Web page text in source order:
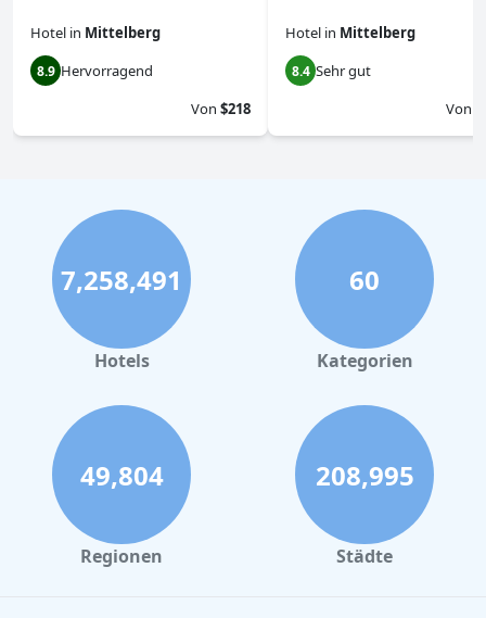
Hotel in Mittelberg
8.9 Hervorragend
Von $218
Hotel in Mittelberg
8.4 Sehr gut
Von
7,258,491
Hotels
60
Kategorien
49,804
Regionen
208,995
Städte